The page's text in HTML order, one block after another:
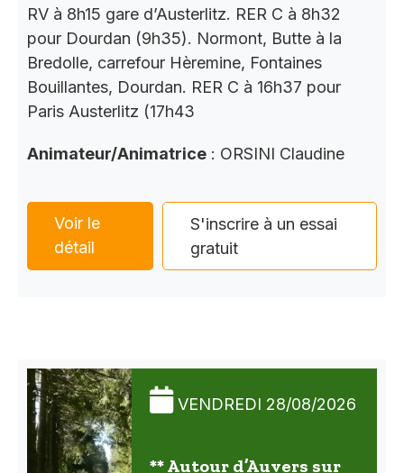
RV à 8h15 gare d’Austerlitz. RER C à 8h32
pour Dourdan (9h35). Normont, Butte à la
Bredolle, carrefour Hèremine, Fontaines
Bouillantes, Dourdan. RER C à 16h37 pour
Paris Austerlitz (17h43
Animateur/Animatrice : ORSINI Claudine
Voir le
détail
S'inscrire à un essai
gratuit
VENDREDI 28/08/2026
** Autour d’Auvers sur